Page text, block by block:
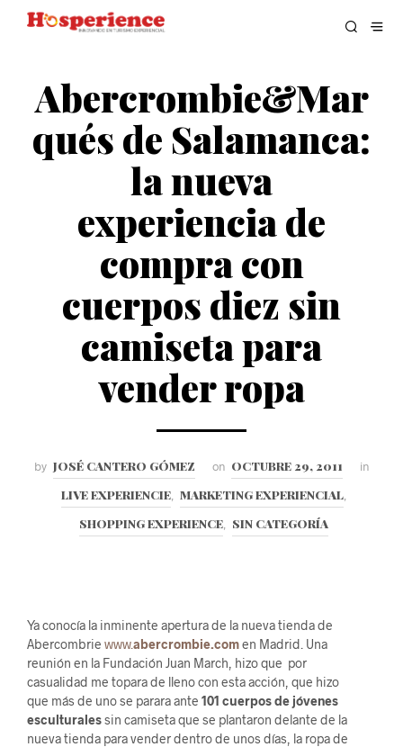
Abercrombie&Mar
qués de Salamanca:
la nueva
experiencia de
compra con
cuerpos diez sin
camiseta para
vender ropa
by JOSÉ CANTERO GÓMEZ on OCTUBRE 29, 2011 in
LIVE EXPERIENCIE, MARKETING EXPERIENCIAL,
SHOPPING EXPERIENCE, SIN CATEGORÍA
Ya conocía la inminente apertura de la nueva tienda de
Abercombrie www.abercrombie.comen Madrid. Una
reunión en la Fundación Juan March, hizo que por
casualidad me topara de lleno con esta acción, que hizo
que más de uno se parara ante 101 cuerpos de jóvenes
esculturalessin camiseta que se plantaron delante de la
nueva tienda para vender dentro de unos días, la ropa de